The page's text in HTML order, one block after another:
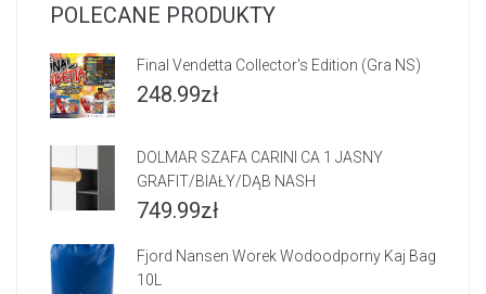
POLECANE PRODUKTY
Final Vendetta Collector's Edition (Gra NS)
248.99zł
DOLMAR SZAFA CARINI CA 1 JASNY
GRAFIT/BIAŁY/DĄB NASH
749.99zł
Fjord Nansen Worek Wodoodporny Kaj Bag
10L